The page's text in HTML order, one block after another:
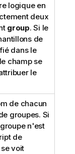
logique en
deux
group. Si le
de
dans le
champ se
le
de chacun
groupes. Si
n'est
de
voit